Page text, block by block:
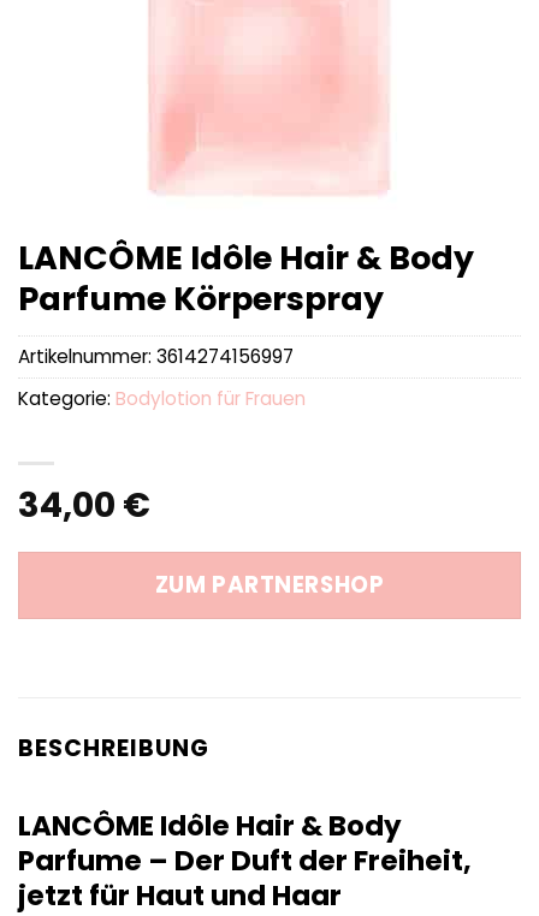
LANCÔME Idôle Hair & Body
Parfume Körperspray
34,00 €
ZUM PARTNERSHOP
Artikelnummer: 3614274156997
Kategorie: Bodylotion für Frauen
BESCHREIBUNG
LANCÔME Idôle Hair & Body
Parfume – Der Duft der Freiheit,
jetzt für Haut und Haar